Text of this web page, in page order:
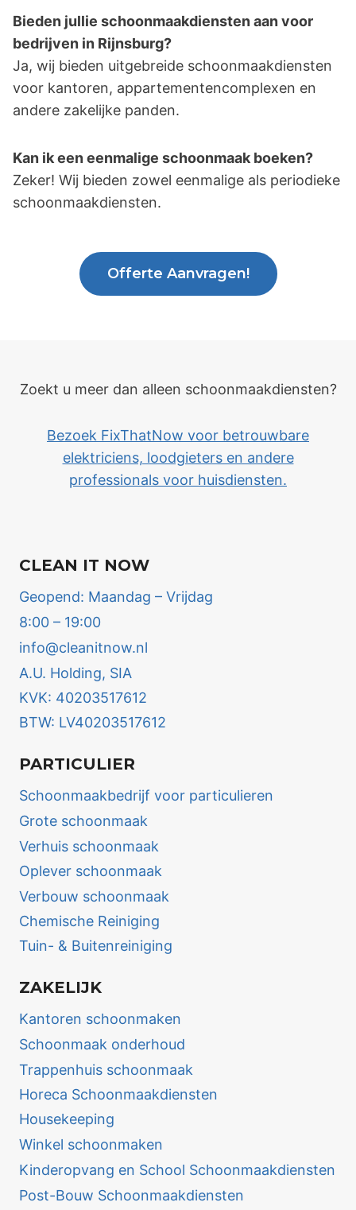
Bieden jullie schoonmaakdiensten aan voor
bedrijven in Rijnsburg?
Ja, wij bieden uitgebreide schoonmaakdiensten
voor kantoren, appartementencomplexen en
andere zakelijke panden.
Kan ik een eenmalige schoonmaak boeken?
Zeker! Wij bieden zowel eenmalige als periodieke
schoonmaakdiensten.
Offerte Aanvragen!
Zoekt u meer dan alleen schoonmaakdiensten?
Bezoek FixThatNow voor betrouwbare
elektriciens, loodgieters en andere
professionals voor huisdiensten.
CLEAN IT NOW
Geopend: Maandag – Vrijdag
8:00 – 19:00
info@cleanitnow.nl
A.U. Holding, SIA
KVK: 40203517612
BTW: LV40203517612
PARTICULIER
Schoonmaakbedrijf voor particulieren
Grote schoonmaak
Verhuis schoonmaak
Oplever schoonmaak
Verbouw schoonmaak
Chemische Reiniging
Tuin- & Buitenreiniging
ZAKELIJK
Kantoren schoonmaken
Schoonmaak onderhoud
Trappenhuis schoonmaak
Horeca Schoonmaakdiensten
Housekeeping
Winkel schoonmaken
Kinderopvang en School Schoonmaakdiensten
Post-Bouw Schoonmaakdiensten